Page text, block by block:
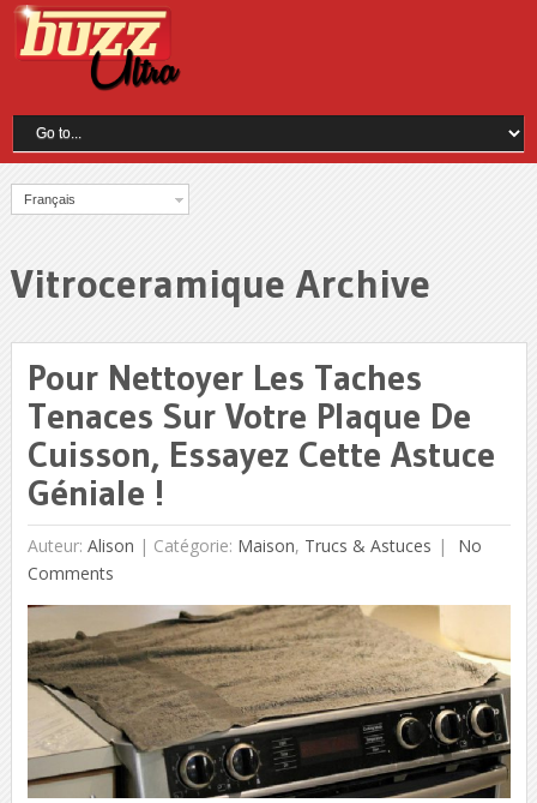
Français
Vitroceramique Archive
Pour Nettoyer Les Taches
Tenaces Sur Votre Plaque De
Cuisson, Essayez Cette Astuce
Géniale !
Auteur: Alison | Catégorie: Maison, Trucs & Astuces
No
Comments